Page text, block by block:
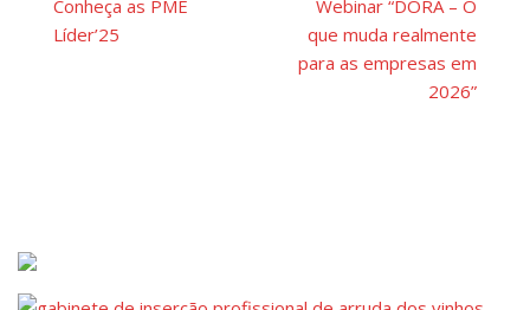
Conheça as PME
Líder’25
Webinar “DORA – O
que muda realmente
para as empresas em
2026”